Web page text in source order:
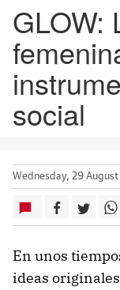
GLOW:
social
Wednesday, 29
En unos
ideas